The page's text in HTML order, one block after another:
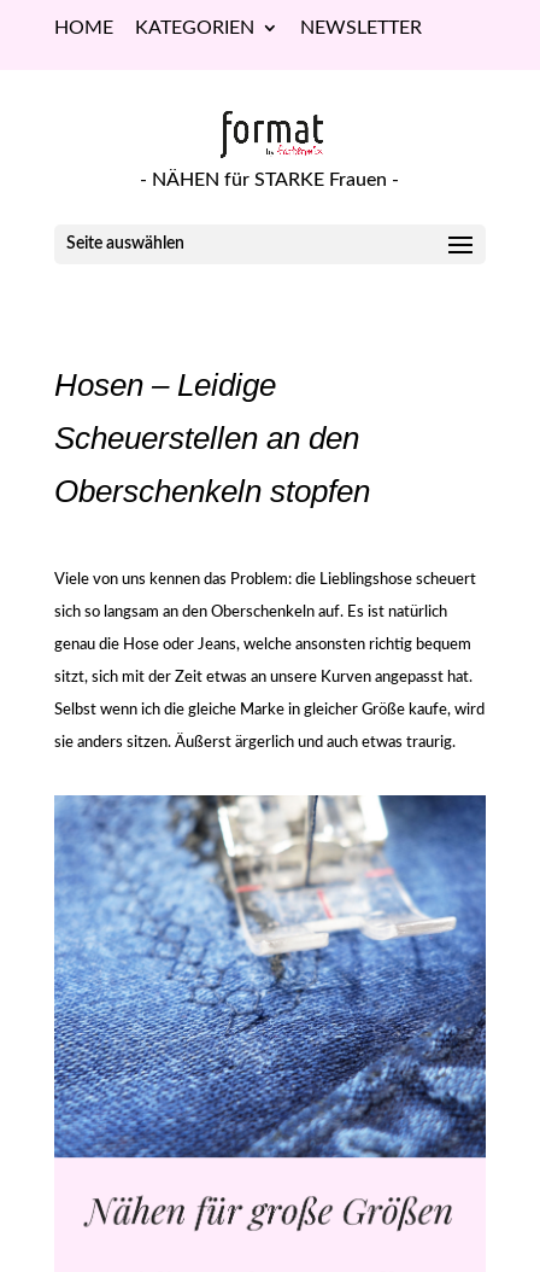
HOME KATEGORIEN NEWSLETTER
- NÄHEN für STARKE Frauen -
Seite auswählen
Hosen – Leidige
Scheuerstellen an den
Oberschenkeln stopfen
Viele von uns kennen das Problem: die Lieblingshose scheuert
sich so langsam an den Oberschenkeln auf. Es ist natürlich
genau die Hose oder Jeans, welche ansonsten richtig bequem
sitzt, sich mit der Zeit etwas an unsere Kurven angepasst hat.
Selbst wenn ich die gleiche Marke in gleicher Größe kaufe, wird
sie anders sitzen. Äußerst ärgerlich und auch etwas traurig.